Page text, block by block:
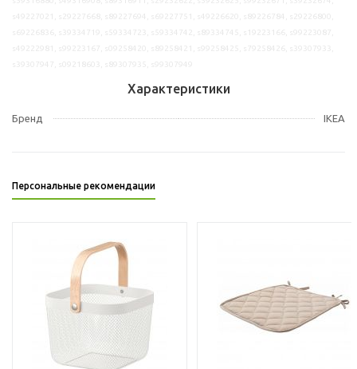
Характеристики
Бренд IKEA
Персональные рекомендации